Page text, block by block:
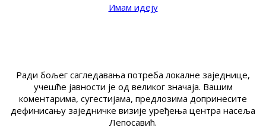
Имам идеју
Ради бољег сагледавања потреба локалне заједнице,
учешће јавности је од великог значаја. Вашим
коментарима, сугестијама, предлозима допринесите
дефинисању заједничке визије уређења центра насеља
Лепосавић.